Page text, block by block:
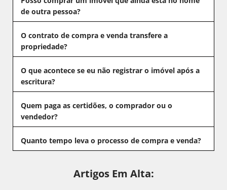
de outra pessoa?
O contrato de compra e venda transfere a
propriedade?
O que acontece se eu não registrar o imóvel após a
escritura?
Quem paga as certidões, o comprador ou o
vendedor?
Quanto tempo leva o processo de compra e venda?
Artigos Em Alta: